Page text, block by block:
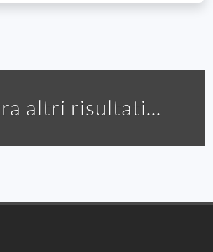
altri risultati...